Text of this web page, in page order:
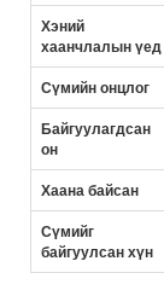
Хэний
хаанчлалын үед
Сүмийн онцлог
Байгуулагдсан
он
Хаана байсан
Сүмийг
байгуулсан хүн